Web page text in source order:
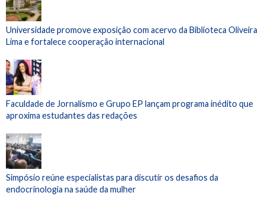
Universidade promove exposição com acervo da Biblioteca Oliveira
Lima e fortalece cooperação internacional
Faculdade de Jornalismo e Grupo EP lançam programa inédito que
aproxima estudantes das redações
Simpósio reúne especialistas para discutir os desafios da
endocrinologia na saúde da mulher